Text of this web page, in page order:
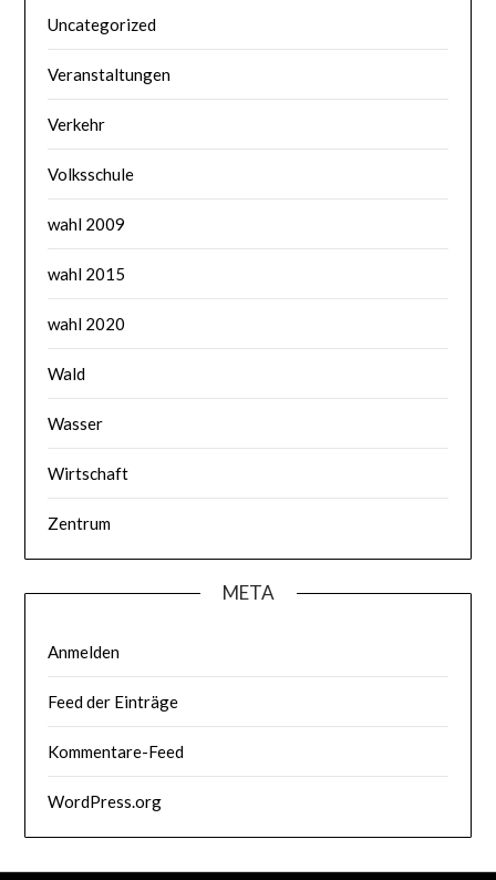
Uncategorized
Veranstaltungen
Verkehr
Volksschule
wahl 2009
wahl 2015
wahl 2020
Wald
Wasser
Wirtschaft
Zentrum
META
Anmelden
Feed der Einträge
Kommentare-Feed
WordPress.org